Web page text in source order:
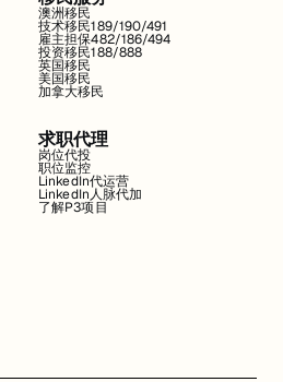
澳洲移民
技术移民189/190/491
雇主担保482/186/494
投资移民188/888
英国移民
美国移民
加拿大移民
求职代理
岗位代投
职位监控
LinkedIn代运营
LinkedIn人脉代加
了解P3项目